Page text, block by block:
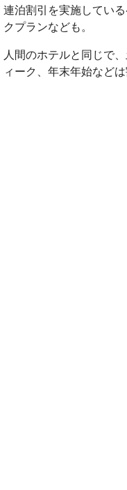
連泊割引を実施してい
クプランなども。
人間のホテルと同じで
ィーク、年末年始など